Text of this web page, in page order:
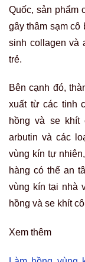
Quốc, sản phẩm
gây thâm sạm cô
sinh collagen và
trẻ.
Bên cạnh đó,
xuất từ các tinh
hồng và se khít
arbutin và các
vùng kín tự
hàng có thể an
vùng kín tại nhà
hồng và se khít
Xem thêm